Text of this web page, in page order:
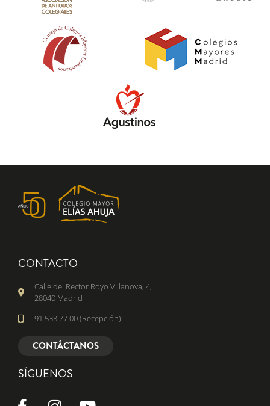
CONTACTO
Calle del Rector Royo Villanova, 4,
28040 Madrid
91 533 77 00 (Recepción)
CONTÁCTANOS
SÍGUENOS